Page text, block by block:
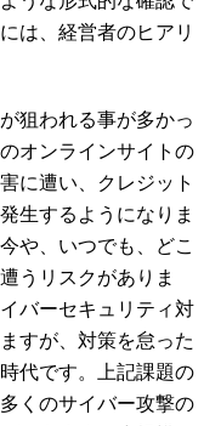
は、経営者のヒアリ
狙われる事が多かっ
オンラインサイトの
に遭い、クレジット
生するようになりま
や、いつでも、どこ
うリスクがありま
バーセキュリティ対
すが、対策を怠った
代です。上記課題の
くのサイバー攻撃の